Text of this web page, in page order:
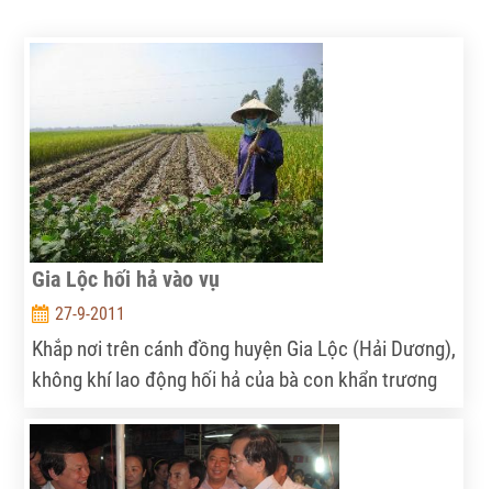
Gia Lộc hối hả vào vụ
27-9-2011
Khắp nơi trên cánh đồng huyện Gia Lộc (Hải Dương),
không khí lao động hối hả của bà con khẩn trương
đông. Ở các xã thuộc khu nam của huyện như: Đồng
Quang, Quang Minh, Nhật Tân..., bà con nông dân